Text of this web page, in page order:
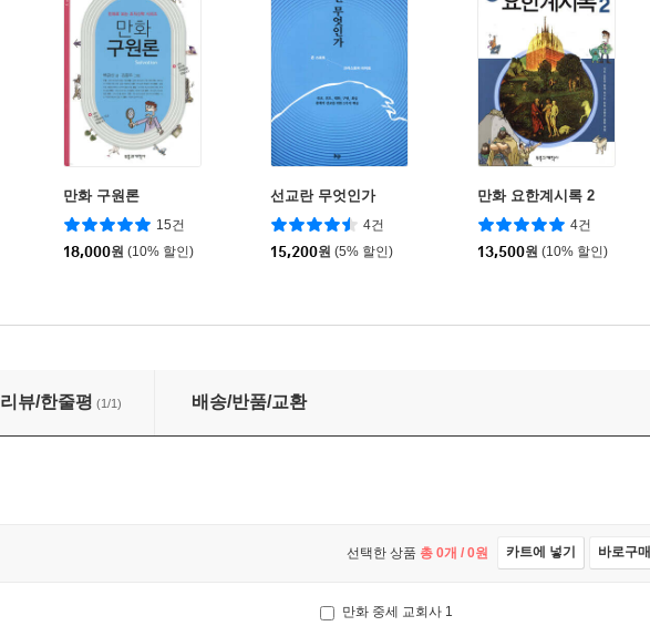
만화 구원론
15건
18,000원 (10% 할인)
선교란 무엇인가
4건
15,200원 (5% 할인)
만화 요한계시록 2
4건
13,500원 (10% 할인)
리뷰/한줄평 (1/1) 배송/반품/교환
선택한 상품 총 0개 / 0원 카트에 넣기 바로구매
만화 중세 교회사 1